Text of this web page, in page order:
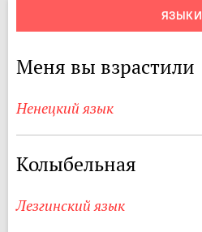
ЯЗЫКИ
Меня вы взрастили
Ненецкий язык
Колыбельная
Лезгинский язык